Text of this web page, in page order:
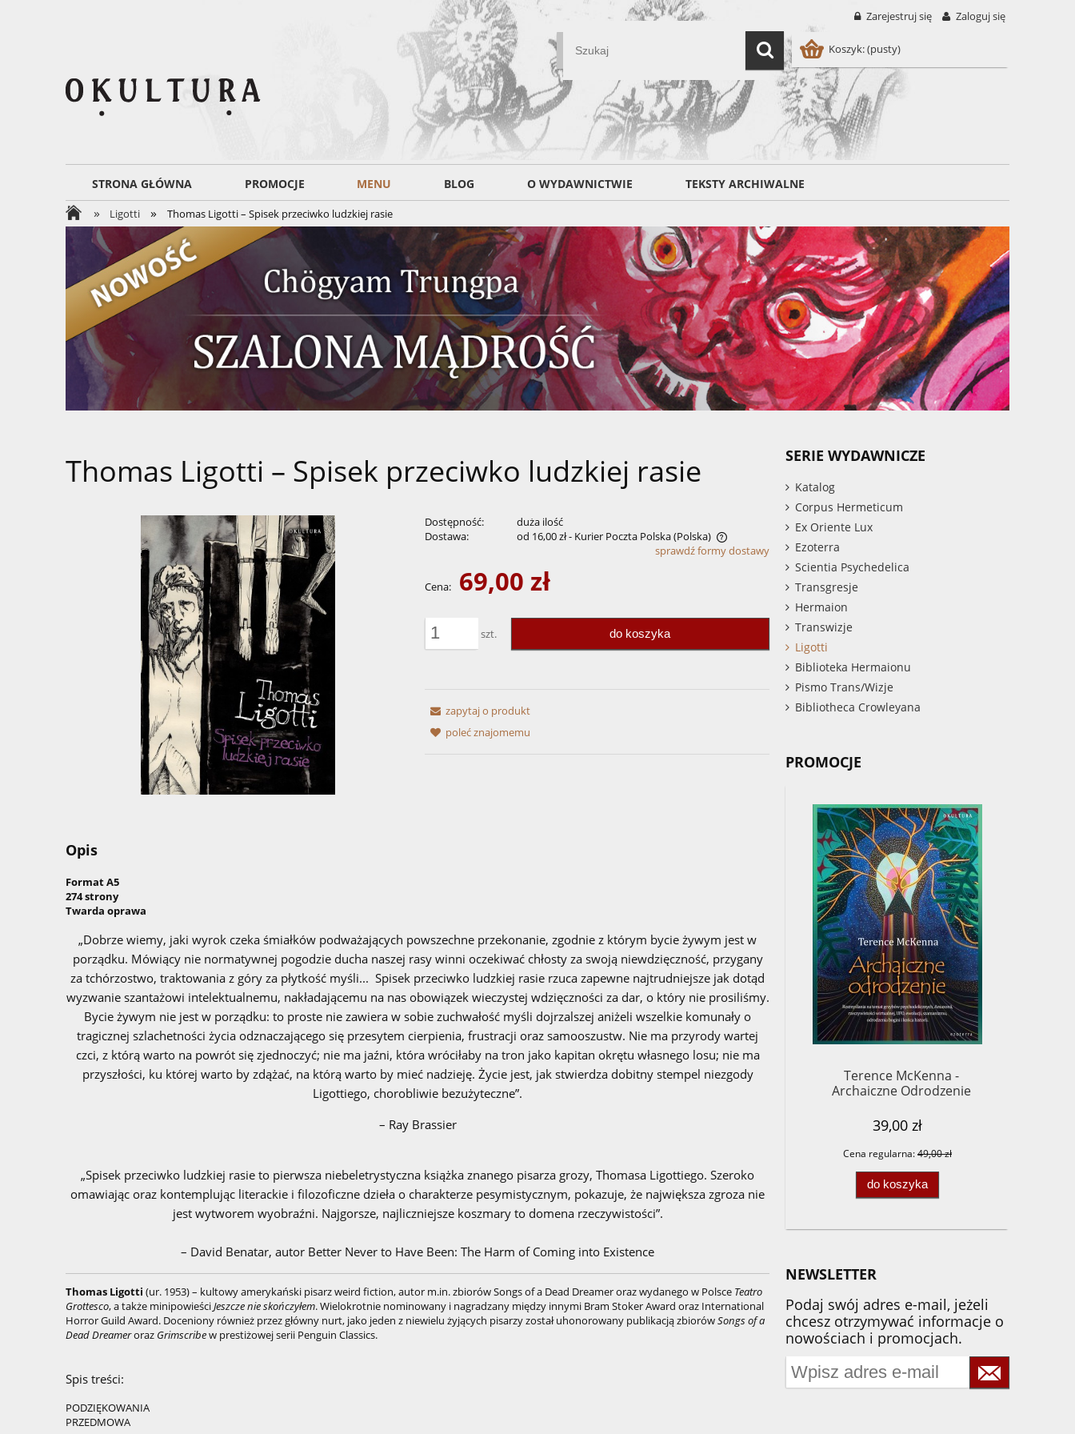
Zarejestruj się Zaloguj się
Koszyk:(pusty)
STRONA GŁÓWNA PROMOCJE MENU BLOG O WYDAWNICTWIE TEKSTY ARCHIWALNE
» Ligotti » Thomas Ligotti – Spisek przeciwko ludzkiej rasie
Thomas Ligotti – Spisek przeciwko ludzkiej rasie
Dostępność:
duża ilość
Dostawa:
od 16,00 zł- Kurier Poczta Polska(Polska)
Cena nie zawiera ewentualnych kosztów
płatności
sprawdź formy dostawy
Cena: 69,00 zł
szt. do koszyka
zapytaj o produkt
poleć znajomemu
Opis
Format A5
274 strony
Twarda oprawa
„Dobrze wiemy, jaki wyrok czeka śmiałków podważających powszechne przekonanie, zgodnie z którym bycie żywym jest w
porządku. Mówiący nie normatywnej pogodzie ducha naszej rasy winni oczekiwać chłosty za swoją niewdzięczność, przygany
za tchórzostwo, traktowania z góry za płytkość myśli... Spisek przeciwko ludzkiej rasie rzuca zapewne najtrudniejsze jak dotąd
wyzwanie szantażowi intelektualnemu, nakładającemu na nas obowiązek wieczystej wdzięczności za dar, o który nie prosiliśmy.
Bycie żywym nie jest w porządku: to proste nie zawiera w sobie zuchwałość myśli dojrzalszej aniżeli wszelkie komunały o
tragicznej szlachetności życia odznaczającego się przesytem cierpienia, frustracji oraz samooszustw. Nie ma przyrody wartej
czci, z którą warto na powrót się zjednoczyć; nie ma jaźni, która wróciłaby na tron jako kapitan okrętu własnego losu; nie ma
przyszłości, ku której warto by zdążać, na którą warto by mieć nadzieję. Życie jest, jak stwierdza dobitny stempel niezgody
Ligottiego, chorobliwie bezużyteczne”.
– Ray Brassier
„Spisek przeciwko ludzkiej rasie to pierwsza niebeletrystyczna książka znanego pisarza grozy, Thomasa Ligottiego. Szeroko
omawiając oraz kontemplując literackie i filozoficzne dzieła o charakterze pesymistycznym, pokazuje, że największa zgroza nie
jest wytworem wyobraźni. Najgorsze, najliczniejsze koszmary to domena rzeczywistości”.
– David Benatar, autor Better Never to Have Been: The Harm of Coming into Existence
Thomas Ligotti (ur. 1953) – kultowy amerykański pisarz weird fiction, autor m.in. zbiorów Songs of a Dead Dreamer oraz wydanego w Polsce Teatro
Grottesco, a także minipowieściJeszcze nie skończyłem. Wielokrotnie nominowany i nagradzany między innymi Bram Stoker Award oraz International
Horror Guild Award. Doceniony również przez główny nurt, jako jeden z niewielu żyjących pisarzy został uhonorowany publikacją zbiorówSongs of a
Dead Dreameroraz Grimscribew prestiżowej serii Penguin Classics.
Spis treści:
PODZIĘKOWANIA
PRZEDMOWA
SERIE WYDAWNICZE
Katalog
Corpus Hermeticum
Ex Oriente Lux
Ezoterra
Scientia Psychedelica
Transgresje
Hermaion
Transwizje
Ligotti
Biblioteka Hermaionu
Pismo Trans/Wizje
Bibliotheca Crowleyana
PROMOCJE
Terence McKenna -
Archaiczne Odrodzenie
39,00 zł
Cena regularna:49,00 zł
do koszyka
NEWSLETTER
Podaj swój adres e-mail, jeżeli
chcesz otrzymywać informacje o
nowościach i promocjach.